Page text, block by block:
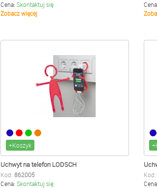
Cena: Skontaktuj się
Zobacz więcej
+Koszyk
Uchwyt na telefon LODSCH
Kod: 862005
Cena: Skontaktuj się
Kod: